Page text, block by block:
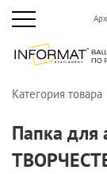
Категория товара
Папка для